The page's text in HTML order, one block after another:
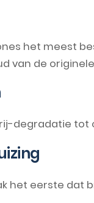
het meest
van de
degradatie
het eerste dat